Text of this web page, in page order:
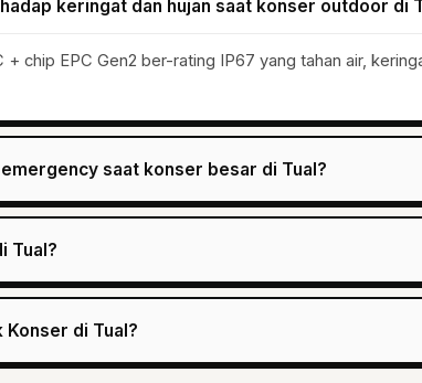
keringat dan hujan saat konser outdoor di
chip EPC Gen2 ber-rating IP67 yang tahan air,
saat konser besar di Tual?
Tual?
di Tual?